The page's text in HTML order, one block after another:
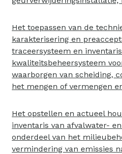
Het toepassen van de
karakterisering en
traceersysteem en
kwaliteitsbeheersysteem
waarborgen van scheiding,
het mengen of vermengen
Het opstellen en actueel
inventaris van afvalwater-
onderdeel van het
vermindering van emissies